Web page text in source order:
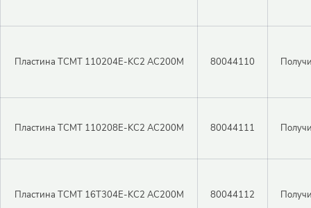
Пластина TCMT 110204E-KC2 AC200M 80044110
Пластина TCMT 110208E-KC2 AC200M 80044111
Пластина TCMT 16T304E-KC2 AC200M 80044112